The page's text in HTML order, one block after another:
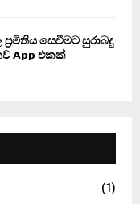
සෙවීමට සුරාබදු
App එකක්
(1)